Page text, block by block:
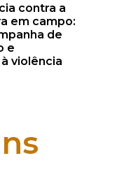
contra a
em campo:
de
e
violência